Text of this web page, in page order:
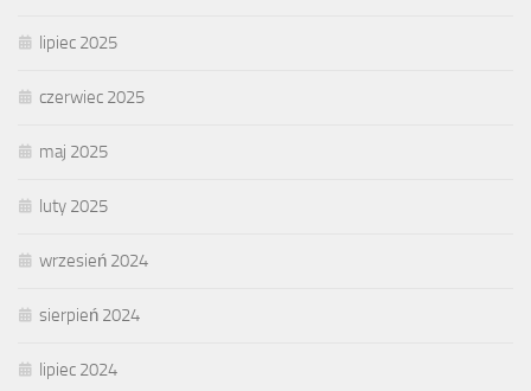
lipiec 2025
czerwiec 2025
maj 2025
luty 2025
wrzesień 2024
sierpień 2024
lipiec 2024